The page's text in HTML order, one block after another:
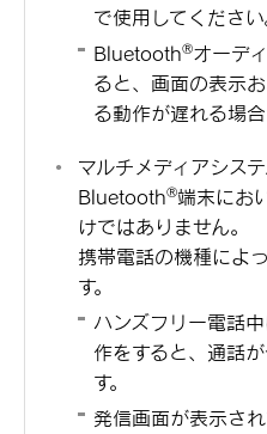
で使用してください
Bluetooth‍®オーデ
ると、画面の表示
る動作が遅れる場合
マルチメディアシス
Bluetooth‍®端末にお
けではありません。
携帯電話の機種によ
す。
ハンズフリー電話
作をすると、通話
す。
発信画面が表示さ